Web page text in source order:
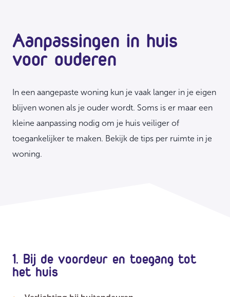
Aanpassingen in huis
voor ouderen
In een aangepaste woning kun je vaak langer in je eigen
blijven wonen als je ouder wordt. Soms is er maar een
kleine aanpassing nodig om je huis veiliger of
toegankelijker te maken. Bekijk de tips per ruimte in je
woning.
1. Bij de voordeur en toegang tot
het huis